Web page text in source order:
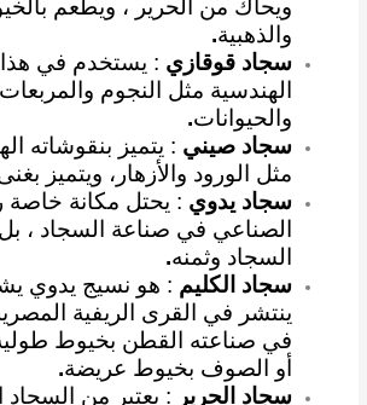
ويحاك من الحرير ، ويطعم
والذهبية.
سجاد قوقازي : يستخدم في هذا
الهندسية مثل النجوم والمربعات
والحيوانات.
سجاد صيني : يتميز بنقوشاته
مثل الورود والأزهار، ويتميز
سجاد يدوي : يحتل مكانة خاصة
الصناعي في صناعة السجاد ،
السجاد وثمنه.
سجاد الكليم : هو نسيج يدوي
ينتشر في القرى الريفية
في صناعته القطن بخيوط
أو الصوف بخيوط عريضة.
سجاد الحرير : يعتبر من السجاد